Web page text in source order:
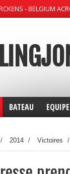
- BELGIUM
BATEAU EQUIPE
/ 2014 / Victoires /